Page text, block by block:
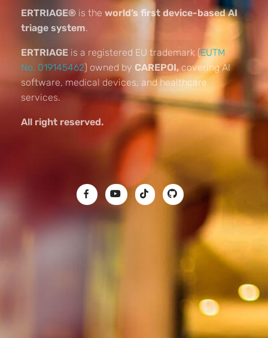
ERTRIAGE® is the world’s first device-based AI
triage system.
ERTRIAGE is a registered EU trademark (EUTM
No. 019145462) owned by CAREPOI,covering AI
software, medical devices, and healthcare
services.
All right reserved.